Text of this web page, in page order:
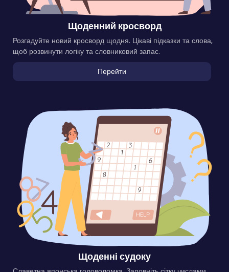
Щоденний кросворд
Розгадуйте новий кросворд щодня. Цікаві підказки та слова,
щоб розвинути логіку та словниковий запас.
Перейти
Щоденні судоку